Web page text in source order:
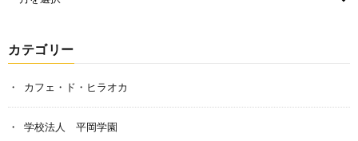
カテゴリー
カフェ・ド・ヒラオカ
学校法人 平岡学園